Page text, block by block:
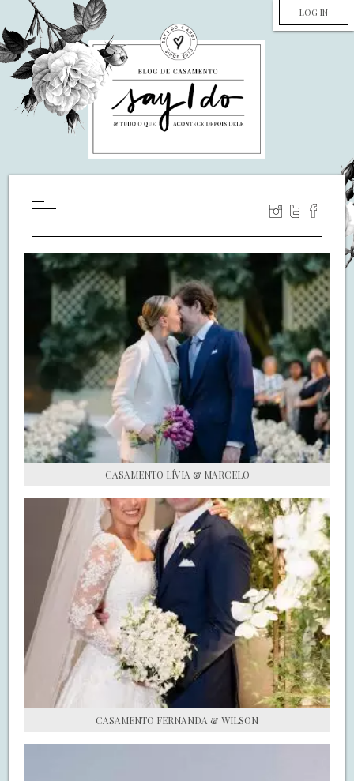
LOG IN
WILL YOU MARRY ME?
LUA DE MEL
COZINHA
DECORAÇÃO
DE NOIVA PRA NOIVA
S.O.S CASADAS
FALE COM O SAY I DO
CASAMENTO LÍVIA & MARCELO
CASAMENTO FERNANDA & WILSON